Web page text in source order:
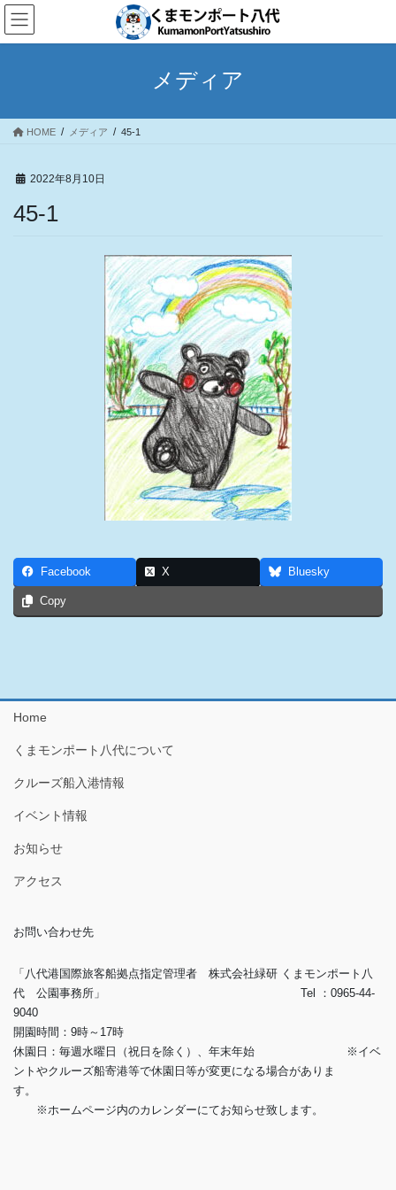
コ
ン
テ
ス
ナ
ビ
ゲ
ン
メディア
HOME メディア 45-1
2022年8月10日
45-1
Facebook X Bluesky
Copy
Home
くまモンポート八代について
クルーズ船入港情報
イベント情報
お知らせ
アクセス
お問い合わせ先
「八代港国際旅客船拠点指定管理者 株式会社緑研 くまモンポート八
代 公園事務所」 Tel ：0965-44-
9040
開園時間：9時～17時
休園日：毎週水曜日（祝日を除く）、年末年始 ※イベ
ントやクルーズ船寄港等で休園日等が変更になる場合がありま
す。
※ホームページ内のカレンダーにてお知らせ致します。